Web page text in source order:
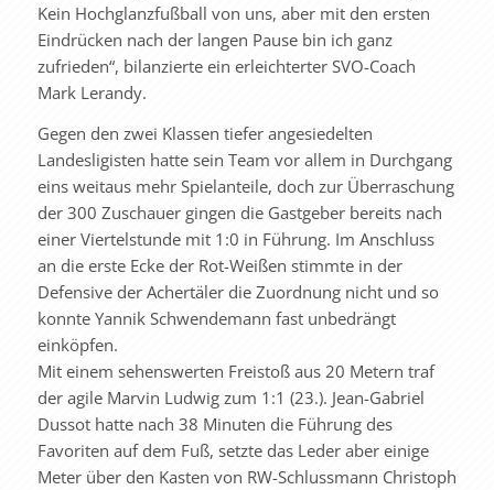
Kein Hochglanzfußball von uns, aber mit den ersten
Eindrücken nach der langen Pause bin ich ganz
zufrieden“, bilanzierte ein erleichterter SVO-Coach
Mark Lerandy.
Gegen den zwei Klassen tiefer angesiedelten
Landesligisten hatte sein Team vor allem in Durchgang
eins weitaus mehr Spielanteile, doch zur Überraschung
der 300 Zuschauer gingen die Gastgeber bereits nach
einer Viertelstunde mit 1:0 in Führung. Im Anschluss
an die erste Ecke der Rot-Weißen stimmte in der
Defensive der Achertäler die Zuordnung nicht und so
konnte Yannik Schwendemann fast unbedrängt
einköpfen.
Mit einem sehenswerten Freistoß aus 20 Metern traf
der agile Marvin Ludwig zum 1:1 (23.). Jean-Gabriel
Dussot hatte nach 38 Minuten die Führung des
Favoriten auf dem Fuß, setzte das Leder aber einige
Meter über den Kasten von RW-Schlussmann Christoph